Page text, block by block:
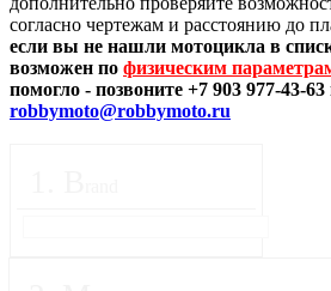
согласно чертежам и расстоянию до
если вы не нашли мотоцикла в
возможен по физическим
помогло - позвоните +7 903 977-43-
robbymoto@robbymoto.ru